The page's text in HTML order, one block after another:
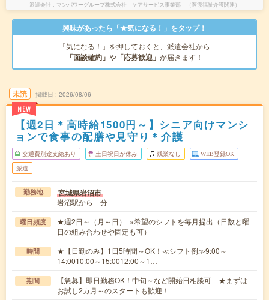
派遣会社 マンパワーグループ株式会社 ケアサービス事業部 （医療福祉介護関連）
興味があったら「★気になる！」をタップ！
「気になる！」を押しておくと、派遣会社から
「面談確約」 や 「応募歓迎」 が届きます！
未読
NEW
掲載日 2026/08/06
【週2日＊高時給1500円～】シニア向けマンシ
ョンで食事の配膳や見守り＊介護
交通費別途支給あり 土日祝日が休み 残業なし WEB登録OK
派遣
勤務地 宮城県岩沼市
岩沼駅から---分
曜日頻度
★週2日～（月～日） ※希望のシフトを毎月提出（日数と曜
日の組み合わせや固定も可）
時間
★【日勤のみ】1日5時間～OK！≪シフト例≫9:00～
14:0010:00～15:0012:00～1…
期間
【急募】即日勤務OK！中旬～など開始日相談可 ★まずは
お試し2カ月～のスタートも歓迎！